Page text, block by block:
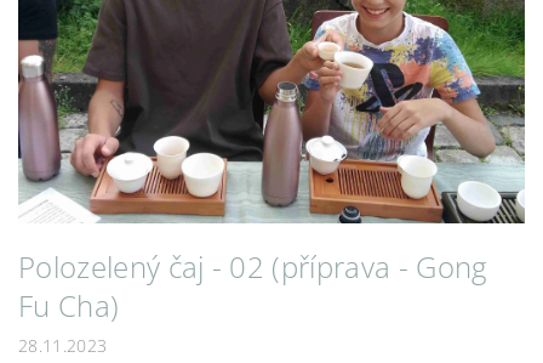
Polozelený čaj - 02 (příprava - Gong
Fu Cha)
28.11.2023